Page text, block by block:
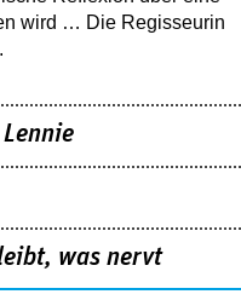
wird … Die Regisseurin
was nervt